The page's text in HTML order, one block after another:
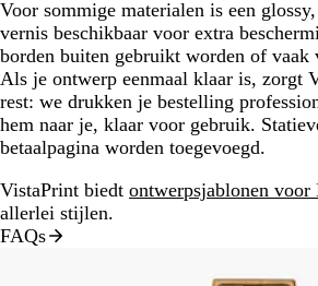
Voor sommige materialen is een
vernis beschikbaar voor extra
borden buiten gebruikt worden of vaak
Als je ontwerp eenmaal klaar is, zorgt
rest: we drukken je bestelling
hem naar je, klaar voor gebruik.
betaalpagina worden toegevoegd.
VistaPrint biedt ontwerpsjablonen
allerlei stijlen.
FAQs